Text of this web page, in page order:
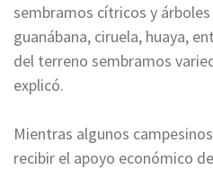
sembramos cítricos y
guanábana, ciruela, huaya,
del terreno sembramos
explicó.
Mientras algunos
recibir el apoyo económico